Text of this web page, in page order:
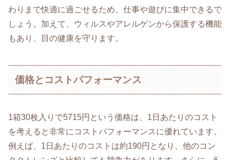
わりまで快適に過ごせるため、仕事や遊びに集中できるで
しょう。加えて、ウィルスやアレルゲンから保護する機能
もあり、目の健康を守ります。
価格とコストパフォーマンス
1箱30枚入りで5715円という価格は、1日あたりのコスト
を考えると非常にコストパフォーマンスに優れています。
例えば、1日あたりのコストは約190円となり、他のコン